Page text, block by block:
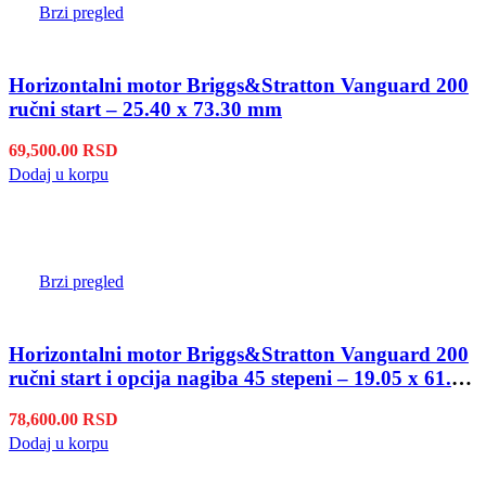
Brzi pregled
Horizontalni motor Briggs&Stratton Vanguard 200
ručni start – 25.40 x 73.30 mm
69,500.00 RSD
Dodaj u korpu
Brzi pregled
Horizontalni motor Briggs&Stratton Vanguard 200
ručni start i opcija nagiba 45 stepeni – 19.05 x 61.50
78,600.00 RSD
Dodaj u korpu